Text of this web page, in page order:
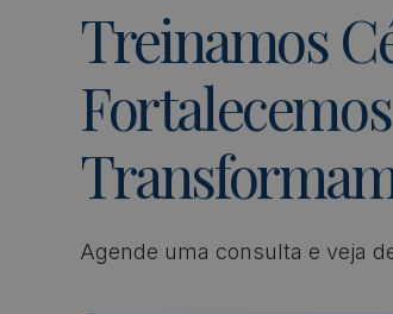
Treinamos
Fortalecemos
Agende uma consulta e veja